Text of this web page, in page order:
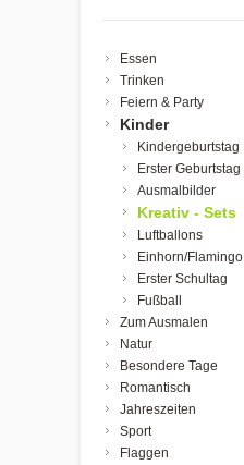
Essen
Trinken
Feiern & Party
Kinder
Kindergeburtstag
Erster Geburtstag
Ausmalbilder
Kreativ - Sets
Luftballons
Einhorn/Flamingo
Erster Schultag
Fußball
Zum Ausmalen
Natur
Besondere Tage
Romantisch
Jahreszeiten
Sport
Flaggen